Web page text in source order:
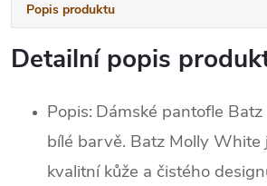
Popis produktu
Detailní popis
Popis: Dámské pantofle
bílé barvě. Batz Molly White
kvalitní kůže a čistého